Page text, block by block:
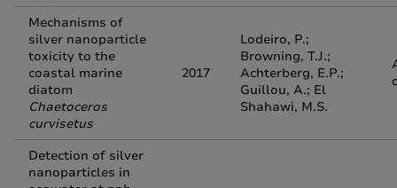
Mechanisms of
silver nanoparticle
toxicity to the
coastal marine
diatom
Chaetoceros
curvisetus
2017
Lodeiro, P.;
Browning, T.J.;
Achterberg, E.P.;
Guillou, A.; El
Shahawi, M.S.
Detection of silver
nanoparticles in